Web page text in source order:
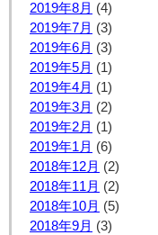
2019年8月 (4)
2019年7月 (3)
2019年6月 (3)
2019年5月 (1)
2019年4月 (1)
2019年3月 (2)
2019年2月 (1)
2019年1月 (6)
2018年12月 (2)
2018年11月 (2)
2018年10月 (5)
2018年9月 (3)